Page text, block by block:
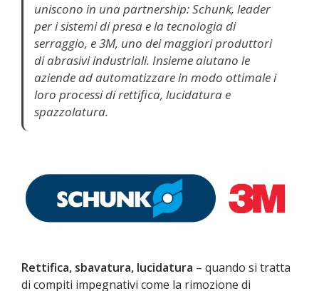
uniscono in una partnership: Schunk, leader
per i sistemi di presa e la tecnologia di
serraggio, e 3M, uno dei maggiori produttori
di abrasivi industriali. Insieme aiutano le
aziende ad automatizzare in modo ottimale i
loro processi di rettifica, lucidatura e
spazzolatura.
Rettifica, sbavatura, lucidatura – quando si tratta
di compiti impegnativi come la rimozione di